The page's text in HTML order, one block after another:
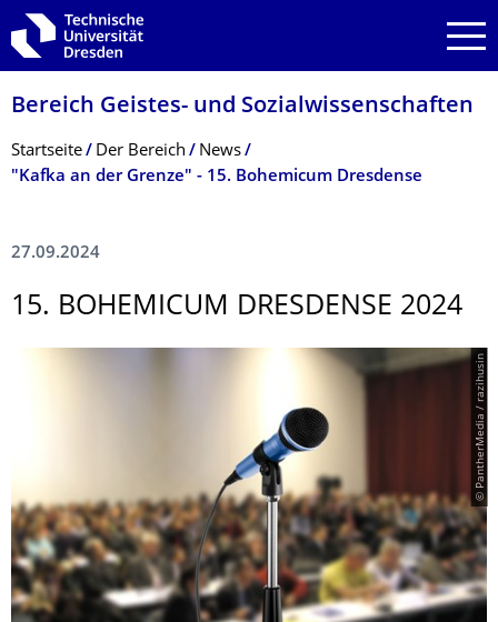
Zur Hauptnavigation springen
Zur Suche springen
Zum Inhalt springen
Bereich Geistes- und Sozialwissenschaf­ten
Breadcrumb-Menü
Startseite Der Bereich
News
"Kafka an der Grenze" - 15. Bohemicum Dresdense
27.09.2024
15. BOHEMICUM DRESDENSE 2024
© PantherMedia / razihusin